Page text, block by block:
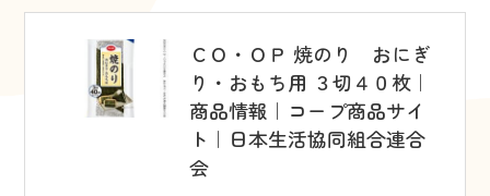
ＣＯ・ＯＰ 焼のり おにぎ
り・おもち用 ３切４０枚｜
商品情報｜コープ商品サイ
ト｜日本生活協同組合連合
会